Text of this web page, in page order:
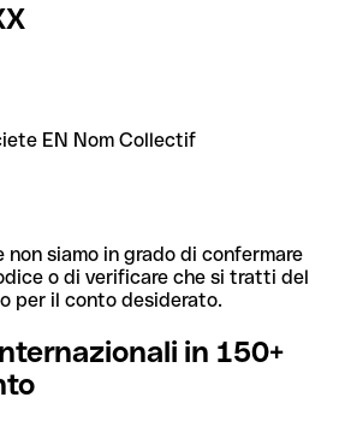
EN Nom Collectif
non siamo in grado di confermare
o di verificare che si tratti del
per il conto desiderato.
in 150+